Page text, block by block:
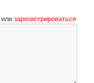
или зарегистрироваться